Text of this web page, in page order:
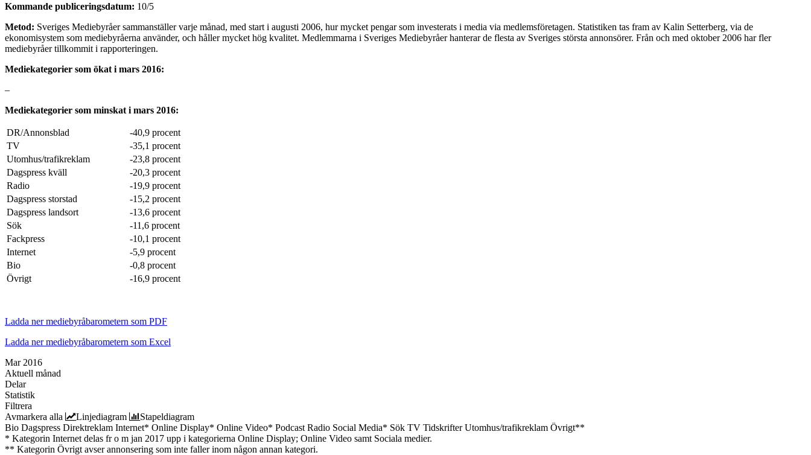
Kommande publiceringsdatum: 10/5
Metod: Sveriges Mediebyråer sammanställer varje månad, med start i augusti 2006, hur mycket pengar som investerats i media via medlemsföretagen. Statistiken tas fram av Kalin Setterberg, via de
ekonomisystem som mediebyråerna använder, och håller mycket hög kvalitet. Medlemmarna i Sveriges Mediebyråer hanterar de flesta av Sveriges största annonsörer. Från och med oktober 2006 har fler
mediebyråer tillkommit i rapporteringen.
Mediekategorier som ökat i mars 2016:
–
Mediekategorier som minskat i mars 2016:
DR/Annonsblad
-40,9 procent
TV
-35,1 procent
Utomhus/trafikreklam
-23,8 procent
Dagspress kväll
-20,3 procent
Radio
-19,9 procent
Dagspress storstad
-15,2 procent
Dagspress landsort
-13,6 procent
Sök
-11,6 procent
Fackpress
-10,1 procent
Internet
-5,9 procent
Bio
-0,8 procent
Övrigt
-16,9 procent
Ladda ner mediebyråbarometern som PDF
Ladda ner mediebyråbarometern som Excel
Mar 2016
Aktuell månad
Delar
Statistik
Filtrera
Avmarkera alla
Linjediagram
Stapeldiagram
Bio Dagspress Direktreklam Internet* Online Display* Online Video* Podcast Radio Social Media* Sök TV Tidskrifter Utomhus/trafikreklam Övrigt**
* Kategorin Internet delas fr o m jan 2017 upp i kategorierna Online Display; Online Video samt Sociala medier.
** Kategorin Övrigt avser annonsering som inte faller inom någon annan kategori.